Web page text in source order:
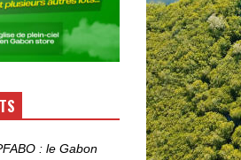
: le Gabon